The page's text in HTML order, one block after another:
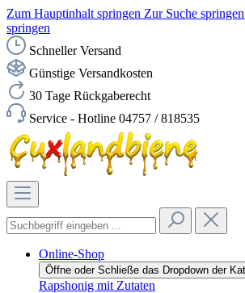
Zum Hauptinhalt springen Zur Suche springen
springen
Schneller Versand
Günstige Versandkosten
30 Tage Rückgaberecht
Service - Hotline 04757 / 818535
Online-Shop
Öffne oder Schließe das Dropdown der
Rapshonig mit Zutaten